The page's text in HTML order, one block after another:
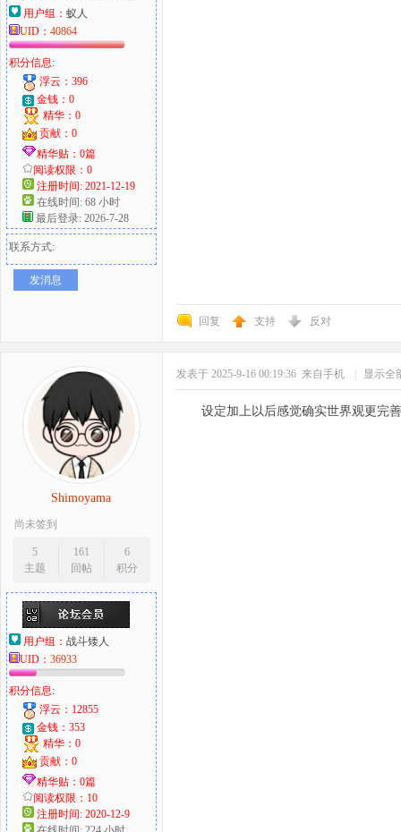
用户组： 蚁人
UID： 40864
积分信息:
浮云：396
金钱：0
精华：0
贡献：0
精华贴：0篇
阅读权限：0
注册时间: 2021-12-19
在线时间: 68 小时
最后登录: 2026-7-28
联系方式:
发消息
回复 支持 反对
Shimoyama
尚未签到
5
主题
161
回帖
6
积分
用户组： 战斗矮人
UID： 36933
积分信息:
浮云：12855
金钱：353
精华：0
贡献：0
精华贴：0篇
阅读权限：10
注册时间: 2020-12-9
发表于 2025-9-16 00:19:36 来自手机 显示全
设定加上以后感觉确实世界观更完